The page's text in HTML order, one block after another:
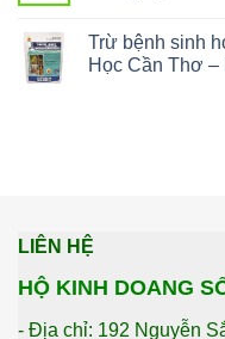
Trừ bệnh sinh
Học Cần Thơ –
LIÊN HỆ
HỘ KINH DOANG
- Địa chỉ: 192 Nguyễn